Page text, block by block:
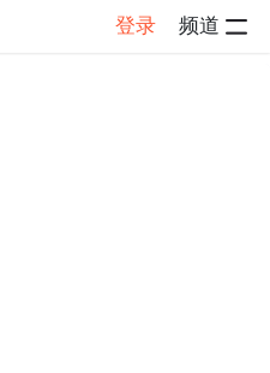
登录 频道